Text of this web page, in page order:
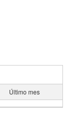
Último mes